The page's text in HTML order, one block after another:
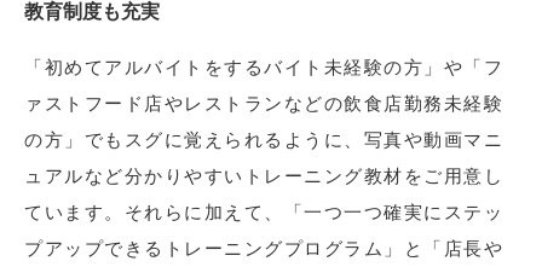
教育制度も充実
「初めてアルバイトをするバイト未経験の方」や「フ
ァストフード店やレストランなどの飲食店勤務未経験
の方」でもスグに覚えられるように、写真や動画マニ
ュアルなど分かりやすいトレーニング教材をご用意し
ています。それらに加えて、「一つ一つ確実にステッ
プアップできるトレーニングプログラム」と「店長や